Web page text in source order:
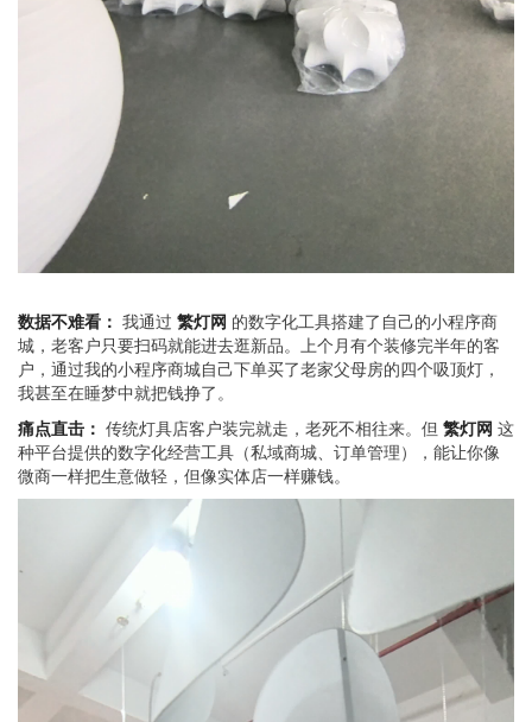
数据不难看： 我通过 繁灯网 的数字化工具搭建了自己的小程序商
城，老客户只要扫码就能进去逛新品。上个月有个装修完半年的客
户，通过我的小程序商城自己下单买了老家父母房的四个吸顶灯，
我甚至在睡梦中就把钱挣了。
痛点直击： 传统灯具店客户装完就走，老死不相往来。但 繁灯网 这
种平台提供的数字化经营工具（私域商城、订单管理），能让你像
微商一样把生意做轻，但像实体店一样赚钱。